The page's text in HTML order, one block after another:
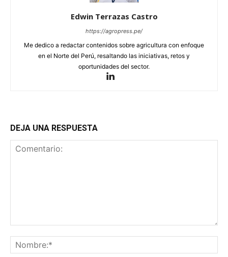
Edwin Terrazas Castro
https://agropress.pe/
Me dedico a redactar contenidos sobre agricultura con enfoque
en el Norte del Perú, resaltando las iniciativas, retos y
oportunidades del sector.
DEJA UNA RESPUESTA